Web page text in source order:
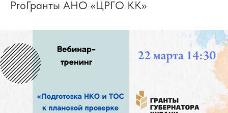
ProГранты АНО «ЦРГО КК»